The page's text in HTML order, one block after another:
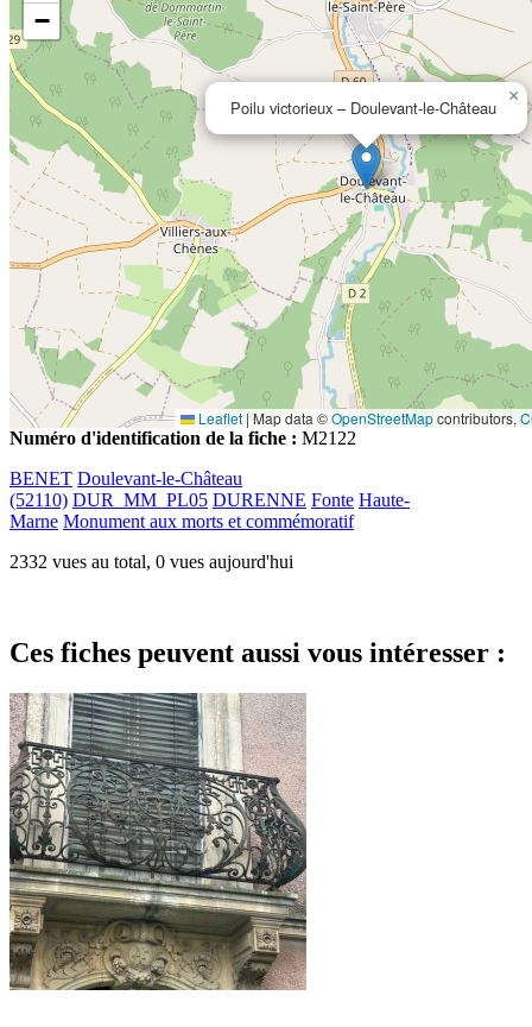
Poilu victorieux – Doulevant-le-Château
×
−
Leaflet | Map data ©OpenStreetMapcontributors,
Numéro d'identification de la fiche : M2122
BENET Doulevant-le-Château
(52110) DUR_MM_PL05 DURENNE Fonte Haute-
Marne Monument aux morts et commémoratif
2332 vues au total, 0 vues aujourd'hui
Ces fiches peuvent aussi vous intéresser :